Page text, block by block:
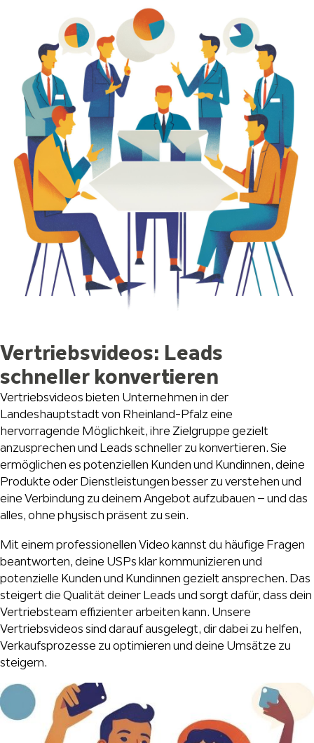
Vertriebsvideos: Leads
schneller konvertieren
Vertriebsvideos bieten Unternehmen in der
Landeshauptstadt von Rheinland-Pfalz eine
hervorragende Möglichkeit, ihre Zielgruppe gezielt
anzusprechen und Leads schneller zu konvertieren. Sie
ermöglichen es potenziellen Kunden und Kundinnen, deine
Produkte oder Dienstleistungen besser zu verstehen und
eine Verbindung zu deinem Angebot aufzubauen – und das
alles, ohne physisch präsent zu sein.
Mit einem professionellen Video kannst du häufige Fragen
beantworten, deine USPs klar kommunizieren und
potenzielle Kunden und Kundinnen gezielt ansprechen. Das
steigert die Qualität deiner Leads und sorgt dafür, dass dein
Vertriebsteam effizienter arbeiten kann. Unsere
Vertriebsvideos sind darauf ausgelegt, dir dabei zu helfen,
Verkaufsprozesse zu optimieren und deine Umsätze zu
steigern.